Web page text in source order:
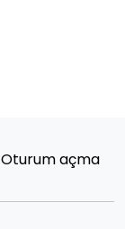
Oturum açma